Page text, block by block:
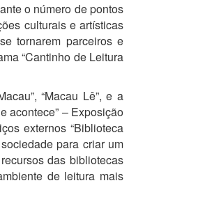
o número de pontos
culturais e artísticas
tornarem parceiros e
“Cantinho de Leitura
“Macau Lê”, e a
acontece” – Exposição
externos “Biblioteca
para criar um
das bibliotecas
de leitura mais